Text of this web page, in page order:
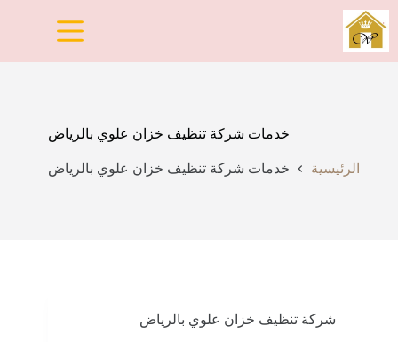
التجاوز
إلى
المحتوى
خدمات شركة تنظيف خزان علوي بالرياض
الرئيسية خدمات شركة تنظيف خزان علوي بالرياض
شركة تنظيف خزان علوي بالرياض